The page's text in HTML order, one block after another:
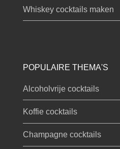
Whiskey cocktails maken
POPULAIRE THEMA'S
Alcoholvrije cocktails
Koffie cocktails
Champagne cocktails